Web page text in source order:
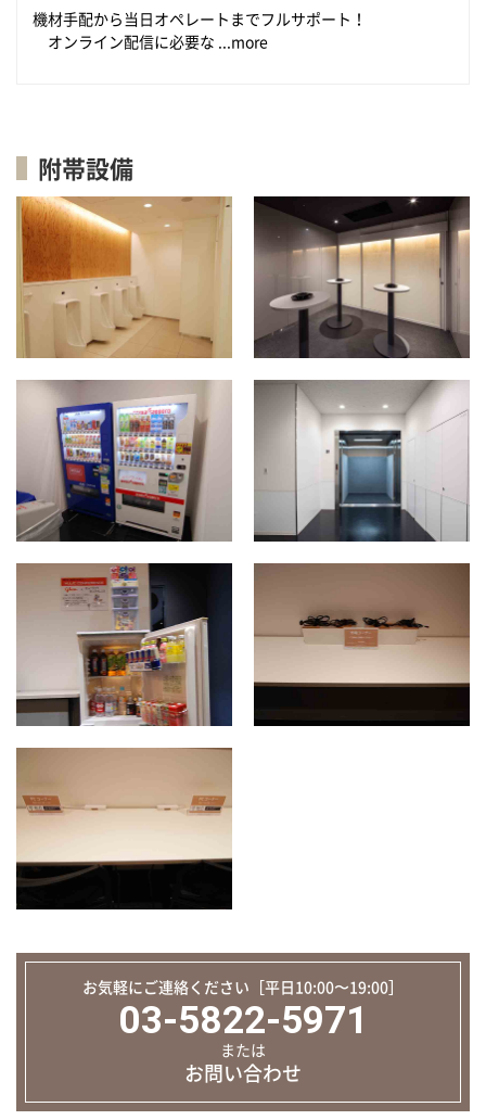
機材手配から当日オペレートまでフルサポート！
オンライン配信に必要な ...more
附帯設備
お気軽にご連絡ください［平日10:00〜19:00］
03-5822-5971
または
お問い合わせ